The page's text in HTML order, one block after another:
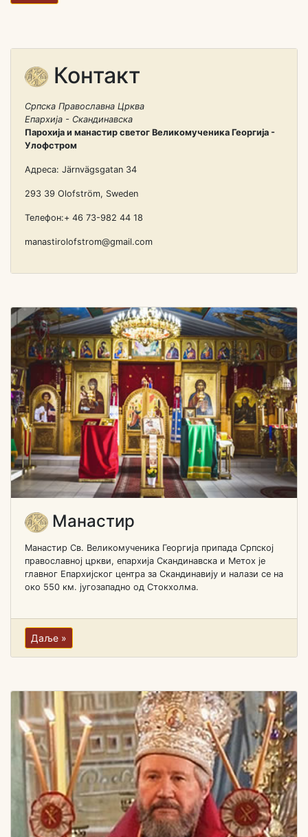
Контакт
Српска Православна Црква
Епархија - Скандинавска
Парохија и манастир светог Великомученика Георгија -
Улофстром
Адреса: Järnvägsgatan 34
293 39 Olofström, Sweden
Телефон:+ 46 73-982 44 18
manastirolofstrom@gmail.com
Манастир
Манастир Св. Великомученика Георгија припада Српској
православној цркви, епархија Скандинавска и Метох је
главног Епархијског центра за Скандинавију и налази се на
око 550 км. југозападно од Стокхолма.
Даље »